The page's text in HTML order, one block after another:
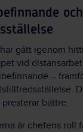
och
gått igenom
vid
–
bättre.
är chefens roll